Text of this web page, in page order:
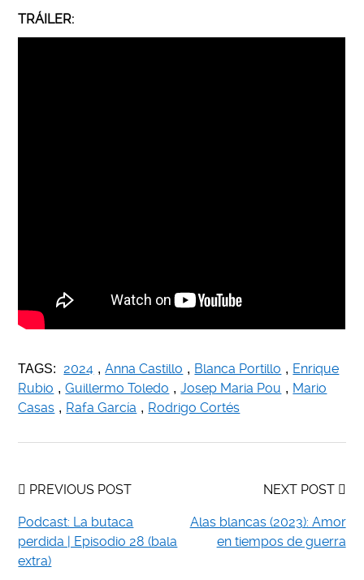
TRÁILER:
TAGS: 2024 , Anna Castillo , Blanca Portillo , Enrique
Rubio , Guillermo Toledo , Josep Maria Pou , Mario
Casas , Rafa García , Rodrigo Cortés
PREVIOUS POST
Podcast: La butaca
perdida | Episodio 28 (bala
extra)
NEXT POST
Alas blancas (2023): Amor
en tiempos de guerra